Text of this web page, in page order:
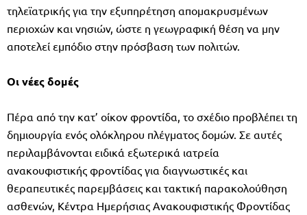
τηλεϊατρικής για την εξυπηρέτηση απομακρυσμένων
περιοχών και νησιών, ώστε η γεωγραφική θέση να μην
αποτελεί εμπόδιο στην πρόσβαση των πολιτών.
Οι νέες δομές
Πέρα από την κατ’ οίκον φροντίδα, το σχέδιο προβλέπει τη
δημιουργία ενός ολόκληρου πλέγματος δομών. Σε αυτές
περιλαμβάνονται ειδικά εξωτερικά ιατρεία
ανακουφιστικής φροντίδας για διαγνωστικές και
θεραπευτικές παρεμβάσεις και τακτική παρακολούθηση
ασθενών, Κέντρα Ημερήσιας Ανακουφιστικής Φροντίδας